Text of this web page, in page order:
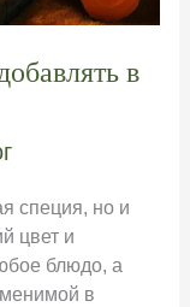
в
специя, но и
цвет и
блюдо, а
в